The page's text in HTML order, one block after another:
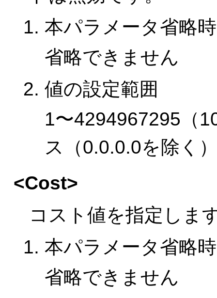
本パラメータ省略
省略できません
値の設定範囲
1〜4294967295（
ス（0.0.0.0を除く
<Cost>
コスト値を指定しま
本パラメータ省略
省略できません